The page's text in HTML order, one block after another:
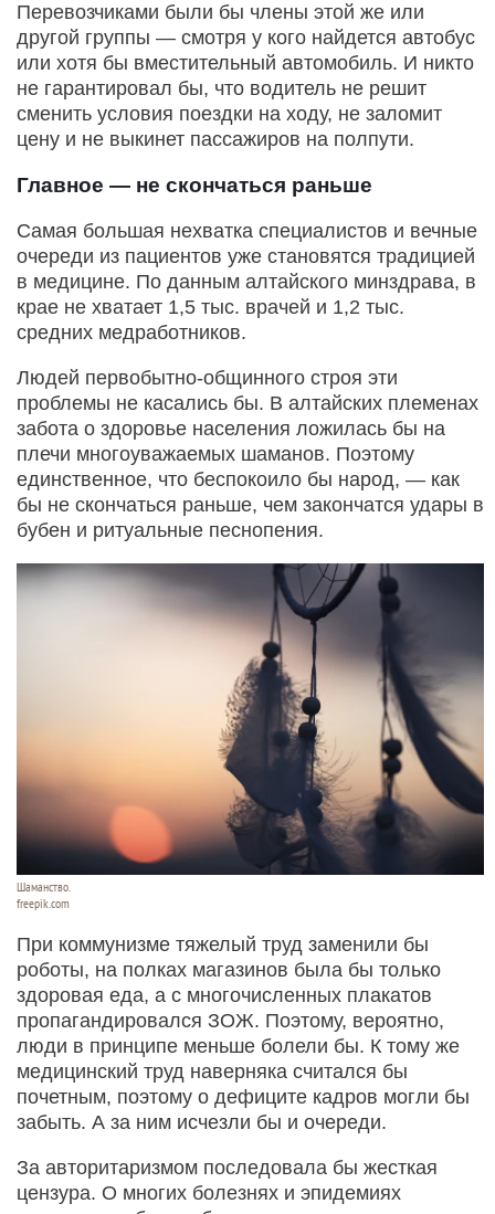
Перевозчиками были бы члены этой же или
другой группы — смотря у кого найдется автобус
или хотя бы вместительный автомобиль. И никто
не гарантировал бы, что водитель не решит
сменить условия поездки на ходу, не заломит
цену и не выкинет пассажиров на полпути.
Главное — не скончаться раньше
Самая большая нехватка специалистов и вечные
очереди из пациентов уже становятся традицией
в медицине. По данным алтайского минздрава, в
крае не хватает 1,5 тыс. врачей и 1,2 тыс.
средних медработников.
Людей первобытно-общинного строя эти
проблемы не касались бы. В алтайских племенах
забота о здоровье населения ложилась бы на
плечи многоуважаемых шаманов. Поэтому
единственное, что беспокоило бы народ, — как
бы не скончаться раньше, чем закончатся удары в
бубен и ритуальные песнопения.
Шаманство.
freepik.com
При коммунизме тяжелый труд заменили бы
роботы, на полках магазинов была бы только
здоровая еда, а с многочисленных плакатов
пропагандировался ЗОЖ. Поэтому, вероятно,
люди в принципе меньше болели бы. К тому же
медицинский труд наверняка считался бы
почетным, поэтому о дефиците кадров могли бы
забыть. А за ним исчезли бы и очереди.
За авторитаризмом последовала бы жесткая
цензура. О многих болезнях и эпидемиях